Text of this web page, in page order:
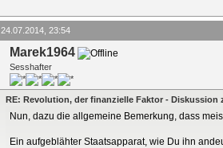
24.07.2014, 23:54
Marek1964
Sesshafter
RE: Revolution, der finanzielle Faktor - Diskussion
Nun, dazu die allgemeine Bemerkung, dass
Ein aufgeblähter Staatsapparat, wie Du ihn